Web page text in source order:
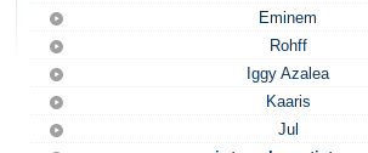
Eminem
Rohff
Iggy Azalea
Kaaris
Jul